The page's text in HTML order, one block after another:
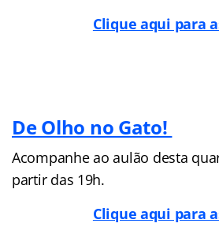
Clique aqui para
De Olho no Gato!
Acompanhe ao aulão desta
partir das 19h.
Clique aqui para